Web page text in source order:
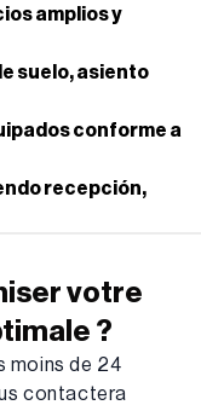
amplios y
suelo, asiento
conforme a
recepción,
votre
?
moins de 24
contactera